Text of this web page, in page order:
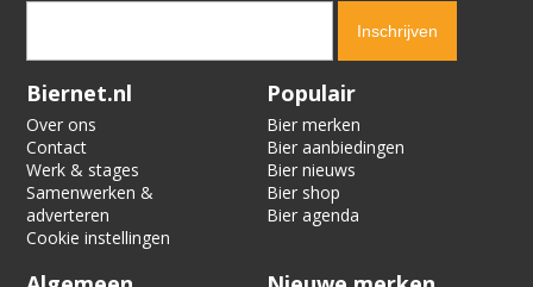
Verification code:
Biernet.nl
Over ons
Contact
Werk & stages
Samenwerken &
adverteren
Cookie instellingen
Populair
Bier merken
Bier aanbiedingen
Bier nieuws
Bier shop
Bier agenda